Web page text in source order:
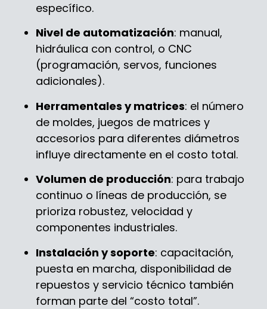
específico.
Nivel de automatización: manual,
hidráulica con control, o CNC
(programación, servos, funciones
adicionales).
Herramentales y matrices: el número
de moldes, juegos de matrices y
accesorios para diferentes diámetros
influye directamente en el costo total.
Volumen de producción: para trabajo
continuo o líneas de producción, se
prioriza robustez, velocidad y
componentes industriales.
Instalación y soporte: capacitación,
puesta en marcha, disponibilidad de
repuestos y servicio técnico también
forman parte del “costo total”.